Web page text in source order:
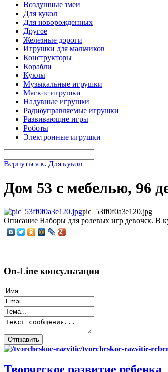
Воздушные змеи
Для кукол
Для новорожденных
Другое
Железные дороги
Игрушки для мальчиков
Конструкторы
Корабли
Куклы
Музыкальные игрушки
Мягкие игрушки
Надувные игрушки
Радиоуправляемые игрушки
Развивающие игры
Роботы
Электронные игрушки
Вернуться к: Для кукол
Дом 53 с мебелью, 96
pic_53ff0f0a3e120.jpg
Описание Наборы для ролевых игр девочек. В
On-Line консультация
Творческое развитие ребенка